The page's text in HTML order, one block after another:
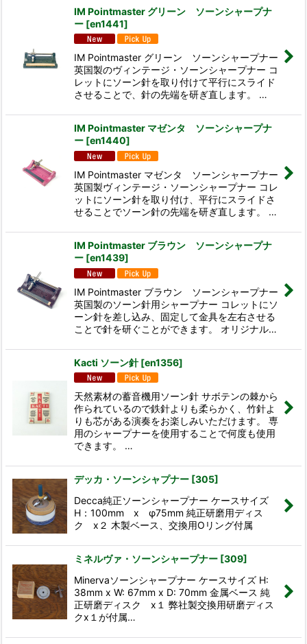
IM Pointmaster グリーン ソーンシャープナ
ー [en1441]
IM Pointmaster グリーン ソーンシャープナー
英国製のヴィンテージ・ソーンシャープナー コ
レットにソーン針を取り付けて平行にスライド
させることで、針の先端を研ぎ直します。 …
IM Pointmaster マゼンタ ソーンシャープナ
ー [en1440]
IM Pointmaster マゼンタ ソーンシャープナー
英国製ヴィンテージ・ソーンシャープナー コレ
ットにソーン針を取り付け、平行にスライドさ
せることでソーン針の先端を研ぎ直します。 …
IM Pointmaster ブラウン ソーンシャープナ
ー [en1439]
IM Pointmaster ブラウン ソーンシャープナー
英国製のソーン針用シャープナー コレットにソ
ーン針を差し込み、固定して金具を左右させる
ことで針を研ぐことができます。 オリジナル…
Kacti ソーン針 [en1356]
天然素材の蓄音機用ソーン針 サボテンの棘から
作られているので鉄針よりも柔らかく、竹針よ
りも芯がある演奏をお楽しみいただけます。 専
用のシャープナーを使用することで何度も使用
できます。 …
デッカ・ソーンシャプナー [305]
Decca純正ソーンシャープナー ケースサイズ
H：100mm x φ75mm 純正研磨用ディス
ク x２ 木製ベース、交換用Oリング付属
ミネルヴァ・ソーンシャープナー [309]
Minervaソーンシャープナー ケースサイズ H:
38mm x W: 67mm x D: 70mm 金属ベース 純
正研磨ディスク x１ 弊社製交換用研磨ディス
クx１が付属…